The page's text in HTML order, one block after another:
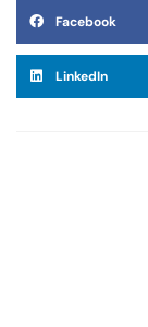
Facebook
LinkedIn